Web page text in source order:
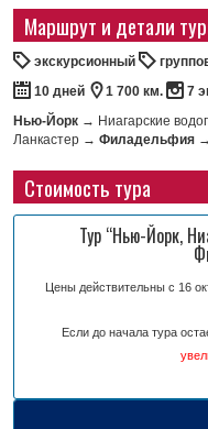
Маршрут и детали
экскурсионный
10 дней
1 700 км.
7
Нью-Йорк → Ниагарские
Ланкастер → Филадельфия
Стоимость тура
Тур “Нью-Йорк,
Цены действительны с 16
Если до начала тура